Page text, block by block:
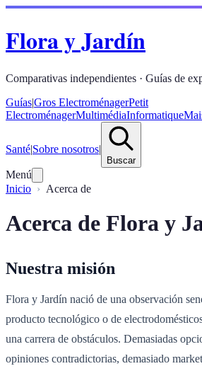
Flora y Jardín
Comparativas independientes · Guías de
Guías|Gros ElectroménagerPetit
ElectroménagerMultimédiaInformatique
Santé|Sobre nosotros|
Buscar
Menú
Inicio
Acerca de
Acerca de Flora y
Nuestra misión
Flora y Jardín nació de una observación
producto tecnológico o de
una carrera de obstáculos. Demasiadas
opiniones contradictorias, demasiado